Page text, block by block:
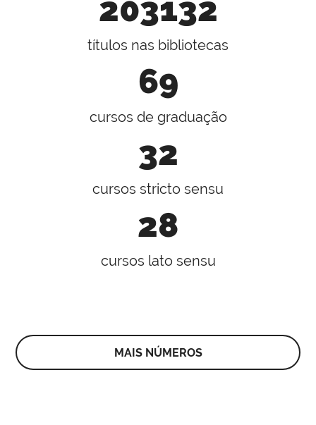
203132
títulos nas bibliotecas
69
cursos de graduação
32
cursos stricto sensu
28
cursos lato sensu
MAIS NÚMEROS